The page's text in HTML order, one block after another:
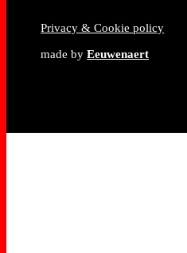
Privacy & Cookie policy
made byEeuwenaert